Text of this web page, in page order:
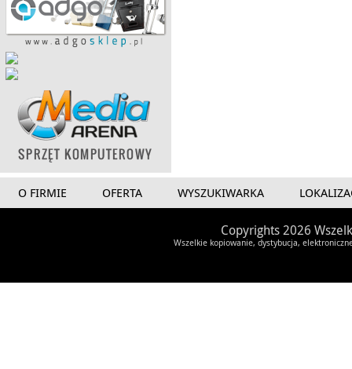
O FIRMIE OFERTA WYSZUKIWARKA
Copyrights 2026
Wszelkie kopiowanie, dystybucja,